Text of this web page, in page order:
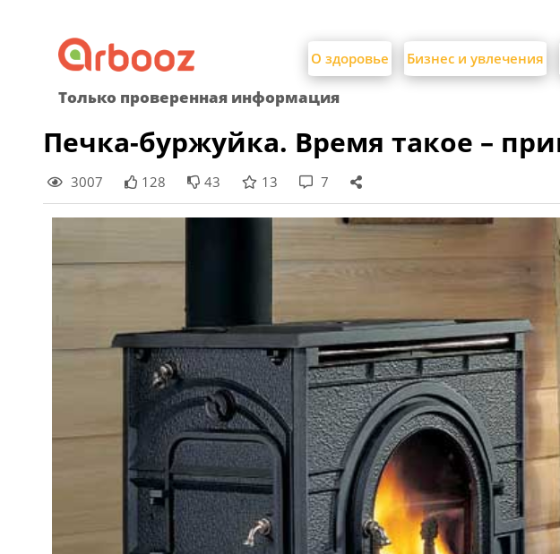
content
О здоровье Бизнес и увлечения
Только проверенная информация
Печка-буржуйка. Время такое –
3007 128 43 13 7